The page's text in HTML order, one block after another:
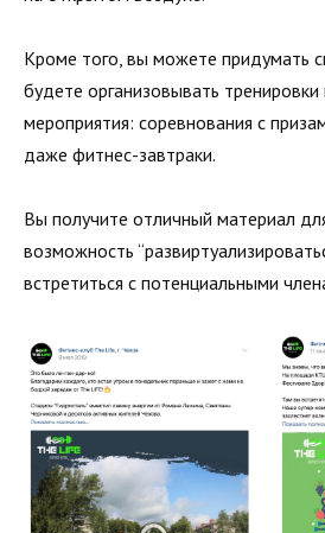
Кроме того, вы можете придумать
будете организовывать
мероприятия: соревнования с
даже фитнес-завтраки.
Вы получите отличный материал
возможность
встретиться с потенциальными